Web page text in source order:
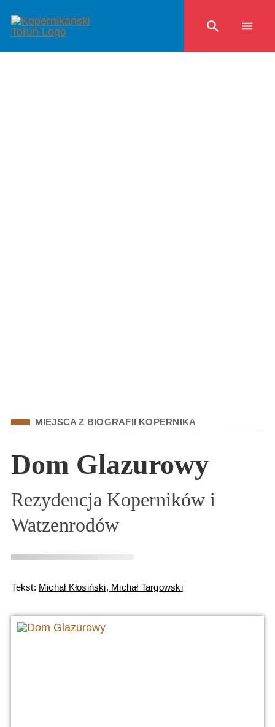
KategoriaMIEJSCA Z BIOGRAFII KOPERNIKA
Dom Glazurowy
Rezydencja Koperników i
Watzenrodów
Tekst: Michał Kłosiński, Michał Targowski